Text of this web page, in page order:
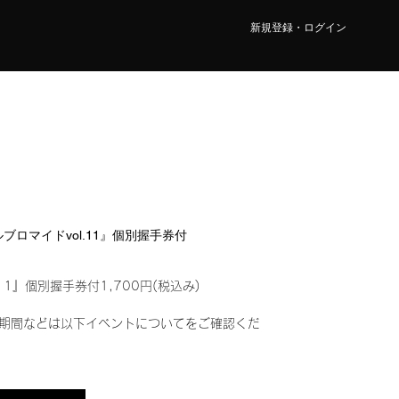
新規登録・ログイン
ロマイドvol.11』個別握手券付
』個別握手券付1,700円(税込み)
間などは以下イベントについてをご確認くだ